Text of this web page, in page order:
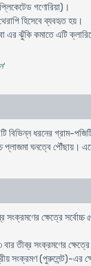
গণোরিয়া)।
হিসেবে ব্যবহৃত হয়।
ঝুঁকি কমাতে এটি
'
এটি বিভিন্ন ধরনের
প্লাজমা ঘনত্বে পৌঁছায়।
সংক্রমণের ক্ষেত্রে সর্বোচ্চ
তীব্র সংক্রমণের
সংক্রমণ (পুরুলেন্ট)-এর